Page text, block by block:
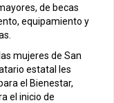
de becas
equipamiento y
mujeres de San
estatal les
el Bienestar,
el inicio de